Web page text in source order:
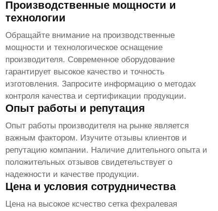
Производственные мощности и
технологии
Обращайте внимание на производственные
мощности и технологическое оснащение
производителя. Современное оборудование
гарантирует высокое качество и точность
изготовления. Запросите информацию о методах
контроля качества и сертификации продукции.
Опыт работы и репутация
Опыт работы производителя на рынке является
важным фактором. Изучите отзывы клиентов и
репутацию компании. Наличие длительного опыта и
положительных отзывов свидетельствует о
надежности и качестве продукции.
Цена и условия сотрудничества
Цена на высокое ксчество сетка фехралевая